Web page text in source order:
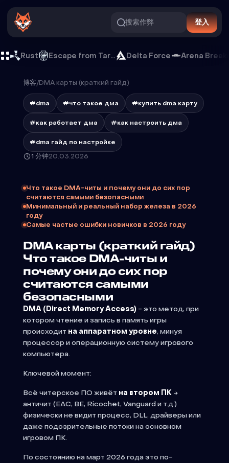
搜索作弊 登入
Rust Escape from Tarkov Delta Force Arena
博客/DMA карты (краткий гайд)
#dma #что такое дма #купить dma карту
#как работает дма #как настроить дма
#dma гайд по настройке
1 分钟20.03.2026
Что такое DMA-читы и почему они до сих пор
считаются самыми безопасными
Минимальный и реальный набор железа в 2026
году
Самые частые ошибки новичков в 2026 году
DMA карты (краткий гайд)
Что такое DMA-читы и
почему они до сих пор
считаются самыми
безопасными
DMA (Direct Memory Access) - это метод, при
котором чтение и запись в память игры
происходит на аппаратном уровне, минуя
процессор и операционную систему игрового
компьютера.
Ключевой момент:
Всё читерское ПО живёт на втором ПК →
античит (EAC, BE, Ricochet, Vanguard и т.д.)
физически не видит процесс, DLL, драйверы или
даже подозрительные потоки на основном
игровом ПК.
По состоянию на март 2026 года это по-